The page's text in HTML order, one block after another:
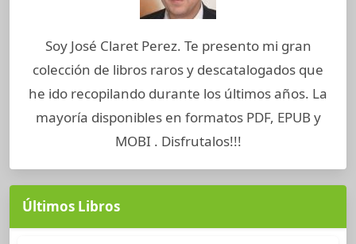
Soy José Claret Perez. Te presento mi gran
colección de libros raros y descatalogados que
he ido recopilando durante los últimos años. La
mayoría disponibles en formatos PDF, EPUB y
MOBI . Disfrutalos!!!
Últimos Libros